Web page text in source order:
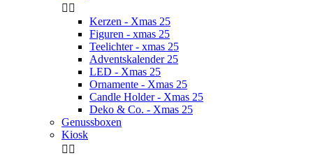
 
Kerzen - Xmas 25
Figuren - xmas 25
Teelichter - xmas 25
Adventskalender 25
LED - Xmas 25
Ornamente - Xmas 25
Candle Holder - Xmas 25
Deko & Co. - Xmas 25
Genussboxen
Kiosk
 